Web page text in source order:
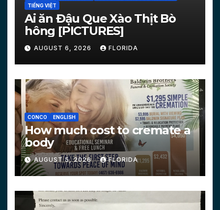
TIẾNG VIỆT
Ai ăn Đậu Que Xào Thịt Bò
hông [PICTURES]
AUGUST 6, 2026 FLORIDA
CONCO ENGLISH
How much cost to cremate a
body
AUGUST 5, 2026 FLORIDA